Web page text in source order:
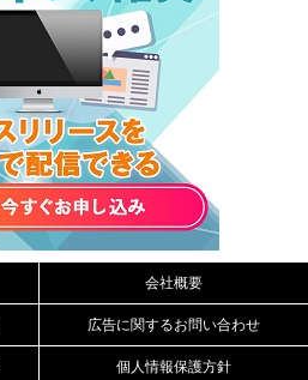
会社概要
広告に関するお問い合わせ
個人情報保護方針